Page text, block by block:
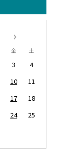
金 土
3
4
10
11
17
18
24
25